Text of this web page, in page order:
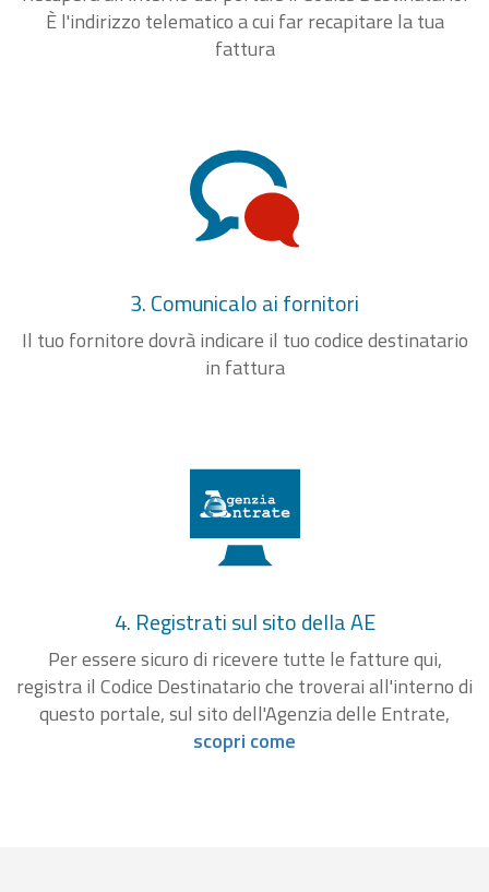
È l'indirizzo telematico a cui far recapitare la tua
fattura
3. Comunicalo ai fornitori
Il tuo fornitore dovrà indicare il tuo codice destinatario
in fattura
4. Registrati sul sito della AE
Per essere sicuro di ricevere tutte le fatture qui,
registra il Codice Destinatario che troverai all'interno di
questo portale, sul sito dell'Agenzia delle Entrate,
scopri come